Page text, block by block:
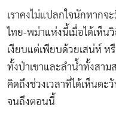
เราคงไม่แปลกใจนักหากจ
ไทย-พม่าแห่งนี้เมื่อได้เห็น
เงียบแต่เพียบด้วยเสน่ห์ ห
ทั้งป่าเขาและลำน้ำทั้งสาม
คิดถึงช่วงเวลาที่ได้เห็นตะ
จนถึงตอนนี้